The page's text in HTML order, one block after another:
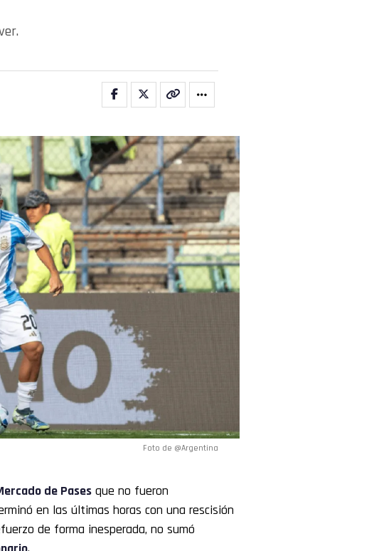
Foto de @Argentina
de Pases que no fueron
en las últimas horas con una rescisión
de forma inesperada, no sumó